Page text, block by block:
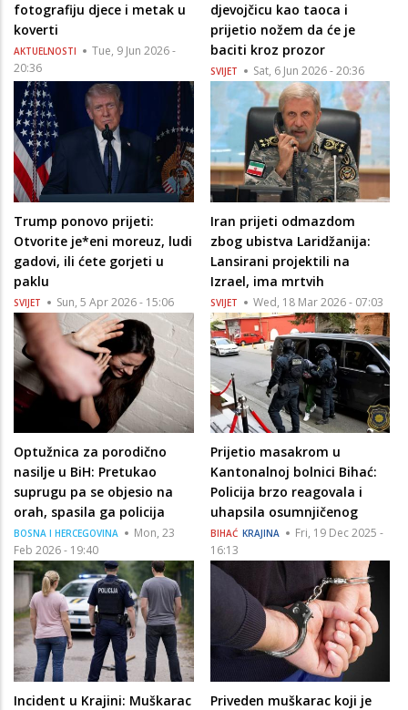
fotografiju djece i metak u
koverti
AKTUELNOSTI
Tue, 9 Jun 2026 -
20:36
djevojčicu kao taoca i
prijetio nožem da će je
baciti kroz prozor
SVIJET Sat, 6 Jun 2026 - 20:36
Trump ponovo prijeti:
Otvorite je*eni moreuz, ludi
gadovi, ili ćete gorjeti u
paklu
SVIJET Sun, 5 Apr 2026 - 15:06
Iran prijeti odmazdom
zbog ubistva Laridžanija:
Lansirani projektili na
Izrael, ima mrtvih
SVIJET Wed, 18 Mar 2026 - 07:03
Optužnica za porodično
nasilje u BiH: Pretukao
suprugu pa se objesio na
orah, spasila ga policija
BOSNA I HERCEGOVINA
Mon, 23
Feb 2026 - 19:40
Prijetio masakrom u
Kantonalnoj bolnici Bihać:
Policija brzo reagovala i
uhapsila osumnjičenog
BIHAĆ KRAJINA
Fri, 19 Dec 2025 -
16:13
Incident u Krajini: Muškarac
Priveden muškarac koji je